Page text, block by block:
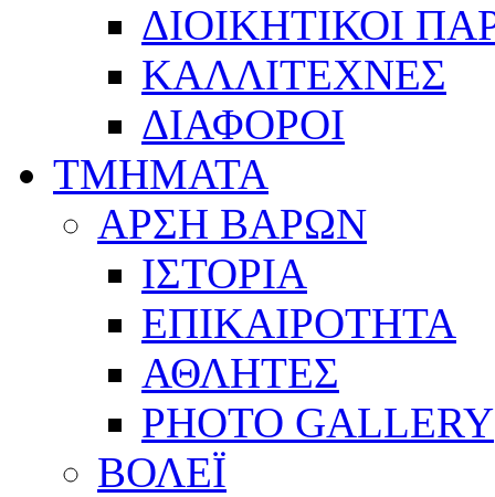
ΔΙΟΙΚΗΤΙΚΟΙ
ΚΑΛΛΙΤΕΧΝΕΣ
ΔΙΑΦΟΡΟΙ
ΤΜΗΜΑΤΑ
ΑΡΣΗ ΒΑΡΩΝ
ΙΣΤΟΡΙΑ
ΕΠΙΚΑΙΡΟΤΗΤΑ
ΑΘΛΗΤΕΣ
PHOTO GALLERY
ΒΟΛΕΪ